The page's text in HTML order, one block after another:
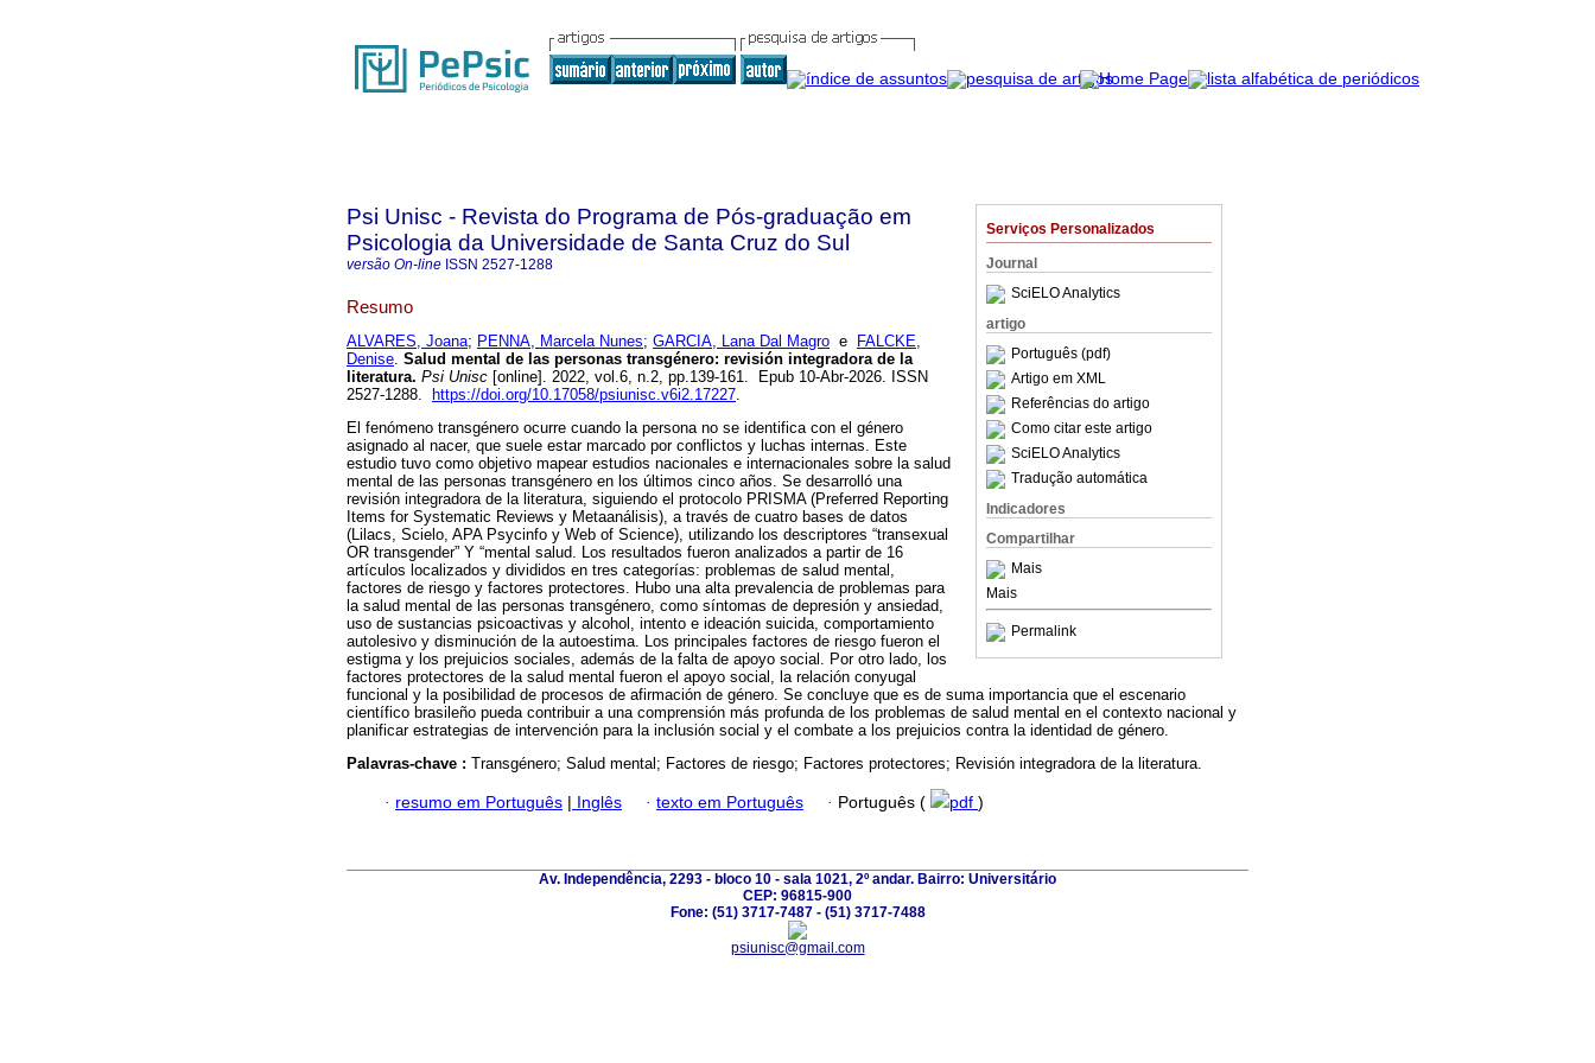
Serviços Personalizados
Journal
SciELO Analytics
artigo
Português (pdf)
Artigo em XML
Referências do artigo
Como citar este artigo
SciELO Analytics
Tradução automática
Indicadores
Compartilhar
Mais
Mais
Permalink
Psi Unisc - Revista do Programa de Pós-graduação em
Psicologia da Universidade de Santa Cruz do Sul
versão On-line ISSN 2527-1288
Resumo
ALVARES, Joana; PENNA, Marcela Nunes; GARCIA, Lana Dal Magro e
FALCKE,
Denise. Salud mental de las personas transgénero: revisión integradora de la
literatura. Psi Unisc [online]. 2022, vol.6, n.2, pp.139-161. Epub 10-Abr-2026. ISSN
2527-1288.
https://doi.org/10.17058/psiunisc.v6i2.17227.
El fenómeno transgénero ocurre cuando la persona no se identifica con el género
asignado al nacer, que suele estar marcado por conflictos y luchas internas. Este
estudio tuvo como objetivo mapear estudios nacionales e internacionales sobre la salud
mental de las personas transgénero en los últimos cinco años. Se desarrolló una
revisión integradora de la literatura, siguiendo el protocolo PRISMA (Preferred Reporting
Items for Systematic Reviews y Metaanálisis), a través de cuatro bases de datos
(Lilacs, Scielo, APA Psycinfo y Web of Science), utilizando los descriptores “transexual
OR transgender” Y “mental salud. Los resultados fueron analizados a partir de 16
artículos localizados y divididos en tres categorías: problemas de salud mental,
factores de riesgo y factores protectores. Hubo una alta prevalencia de problemas para
la salud mental de las personas transgénero, como síntomas de depresión y ansiedad,
uso de sustancias psicoactivas y alcohol, intento e ideación suicida, comportamiento
autolesivo y disminución de la autoestima. Los principales factores de riesgo fueron el
estigma y los prejuicios sociales, además de la falta de apoyo social. Por otro lado, los
factores protectores de la salud mental fueron el apoyo social, la relación conyugal
funcional y la posibilidad de procesos de afirmación de género. Se concluye que es de suma importancia que el escenario
científico brasileño pueda contribuir a una comprensión más profunda de los problemas de salud mental en el contexto nacional y
planificar estrategias de intervención para la inclusión social y el combate a los prejuicios contra la identidad de género.
Palavras-chave : Transgénero; Salud mental; Factores de riesgo; Factores protectores; Revisión integradora de la literatura.
· resumo em Português | Inglês · texto em Português · Português ( pdf )
Av. Independência, 2293 - bloco 10 - sala 1021, 2º andar. Bairro: Universitário
CEP: 96815-900
Fone: (51) 3717-7487 - (51) 3717-7488
psiunisc@gmail.com